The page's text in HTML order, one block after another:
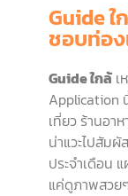
Guide
ชอบท่อ
Guide ใกล้ เ
Application
เที่ยว ร้านอา
น่าแวะไปสัม
ประจำเดือน
แค่ดูภาพสวย